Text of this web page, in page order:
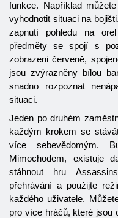
funkce. Například
vyhodnotit situaci na
zapnutí pohledu na
předměty se spojí s
zobrazeni červeně,
jsou zvýrazněny bílou
snadno rozpoznat
situaci.
Jeden po druhém
každým krokem se
více sebevědomým.
Mimochodem, existuje
stáhnout hru
přehrávání a použijte
každého uživatele.
pro více hráčů, které jsou